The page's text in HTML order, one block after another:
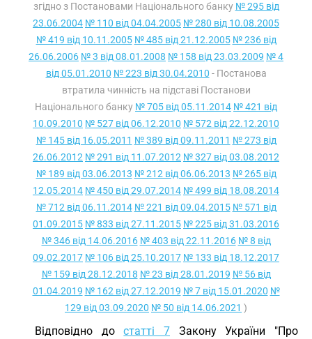
згідно з Постановами Національного банку № 295 від
23.06.2004 № 110 від 04.04.2005 № 280 від 10.08.2005
№ 419 від 10.11.2005 № 485 від 21.12.2005 № 236 від
26.06.2006 № 3 від 08.01.2008 № 158 від 23.03.2009 № 4
від 05.01.2010 № 223 від 30.04.2010 - Постанова
втратила чинність на підставі Постанови
Національного банку № 705 від 05.11.2014 № 421 від
10.09.2010 № 527 від 06.12.2010 № 572 від 22.12.2010
№ 145 від 16.05.2011 № 389 від 09.11.2011 № 273 від
26.06.2012 № 291 від 11.07.2012 № 327 від 03.08.2012
№ 189 від 03.06.2013 № 212 від 06.06.2013 № 265 від
12.05.2014 № 450 від 29.07.2014 № 499 від 18.08.2014
№ 712 від 06.11.2014 № 221 від 09.04.2015 № 571 від
01.09.2015 № 833 від 27.11.2015 № 225 від 31.03.2016
№ 346 від 14.06.2016 № 403 від 22.11.2016 № 8 від
09.02.2017 № 106 від 25.10.2017 № 133 від 18.12.2017
№ 159 від 28.12.2018 № 23 від 28.01.2019 № 56 від
01.04.2019 № 162 від 27.12.2019 № 7 від 15.01.2020 №
129 від 03.09.2020 № 50 від 14.06.2021 )
Відповідно достатті 7 Закону України "Про